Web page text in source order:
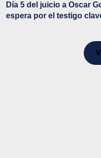
Día 5 del juicio a Oscar
espera por el testigo